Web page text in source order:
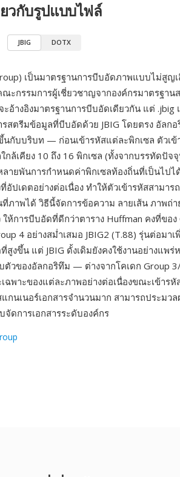
ยวกับรูปแบบไฟล์
JBIG DOTX
เป็นมาตรฐานการบีบอัดภาพแบบไม่สูญเ
ะกรรมการผู้เชี่ยวชาญจากองค์กรมาตรฐาน
ะอ้างอิงมาตรฐานการบีบอัดเดียวกัน แต่ .jbig
สตรีมข้อมูลที่บีบอัดด้วย JBIG โดยตรง อัลก
กับบริบท — ก่อนเข้ารหัสแต่ละพิกเซล ตัวเข้
ล้เคียง 10 ถึง 16 พิกเซล (ทั้งจากบรรทัดปัจ
ายพันการกำหนดค่าพิกเซลท้องถิ่นที่เป็นไป
ปเดตอย่างต่อเนื่อง ทำให้ตัวเข้ารหัสสามาร
ภาพได้ วิธีนี้จัดการข้อความ ลายเส้น ภาพถ่
ห้การบีบอัดที่ดีกว่าตาราง Huffman คงที่ของ
4 อย่างสม่ำเสมอ JBIG2 (T.88) รุ่นต่อมา
งขึ้น แต่ JBIG ดั้งเดิมยังคงใช้งานอย่างแพร่
ตัวของอัลกอริทึม — ต่างจากโคเดก Group
ฉพาะของแต่ละภาพอย่างต่อเนื่องขณะเข้าร
กนเนอร์เอกสารจำนวนมาก สามารถประมวล
ดการเอกสารระดับองค์กร